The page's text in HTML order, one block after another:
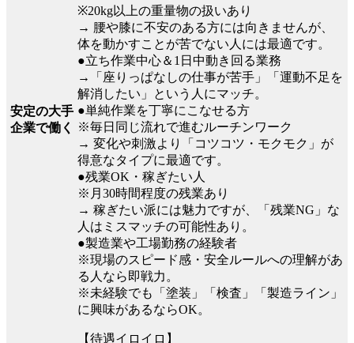
安定の大手
企業で働く
※20kg以上の重量物の扱いあり
→ 腰や膝に不安のある方には向きませんが、
体を動かすことが苦でない人には最適です。
●立ち作業中心＆1日中動き回る業務
→「座りっぱなしの仕事が苦手」「運動不足を
解消したい」という人にマッチ。
●単純作業を丁寧にこなせる方
※毎日同じ流れで進むルーチンワーク
→ 変化や刺激より「コツコツ・モクモク」が
得意なタイプに最適です。
●残業OK・稼ぎたい人
※月30時間程度の残業あり
→ 稼ぎたい派には魅力ですが、「残業NG」な
人はミスマッチの可能性あり。
●製造業や工場勤務の経験者
※現場のスピード感・安全ルールへの理解があ
る人なら即戦力。
※未経験でも「塗装」「検査」「製造ライン」
に興味があるならOK。
【待遇イロイロ】